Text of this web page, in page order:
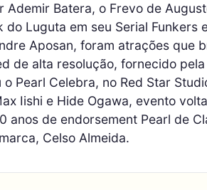
Batera, o Frevo de
do Luguta em seu Serial Funkers
Aposan, foram atrações que
de alta resolução, fornecido
Pearl Celebra, no Red Star
Iishi e Hide Ogawa, evento
anos de endorsement Pearl de
Celso Almeida.